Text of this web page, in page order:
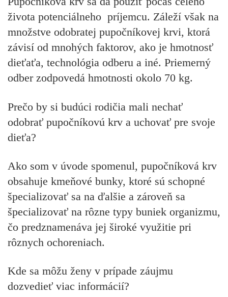
života potenciálneho príjemcu. Záleží však na
množstve odobratej pupočníkovej krvi, ktorá
závisí od mnohých faktorov, ako je hmotnosť
dieťaťa, technológia odberu a iné. Priemerný
odber zodpovedá hmotnosti okolo 70 kg.
Prečo by si budúci rodičia mali nechať
odobrať pupočníkovú krv a uchovať pre svoje
dieťa?
Ako som v úvode spomenul, pupočníková krv
obsahuje kmeňové bunky, ktoré sú schopné
špecializovať sa na ďalšie a zároveň sa
špecializovať na rôzne typy buniek organizmu,
čo predznamenáva jej široké využitie pri
rôznych ochoreniach.
Kde sa môžu ženy v prípade záujmu
dozvedieť viac informácií?